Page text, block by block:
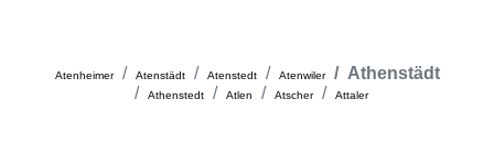
Atenheimer Atenstädt Atenstedt Atenwiler Athenstädt
Athenstedt Atlen Atscher Attaler